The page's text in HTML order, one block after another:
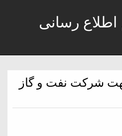
رسانی
شرکت نفت و گاز